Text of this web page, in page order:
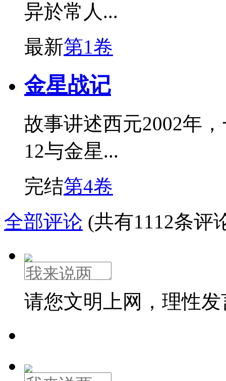
异於常人...
最新第1卷
金星战记
故事讲述西元2002年
12与金星...
完结第4卷
全部评论 (共有1112条评
请您文明上网，理性